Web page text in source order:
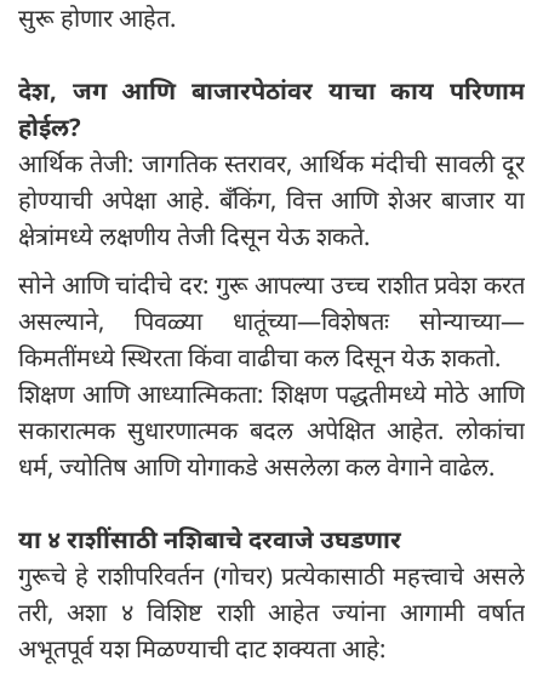
सुरू होणार आहेत.
देश, जग आणि बाजारपेठांवर याचा काय परिणाम
होईल?
आर्थिक तेजी: जागतिक स्तरावर, आर्थिक मंदीची सावली दूर
होण्याची अपेक्षा आहे. बँकिंग, वित्त आणि शेअर बाजार या
क्षेत्रांमध्ये लक्षणीय तेजी दिसून येऊ शकते.
सोने आणि चांदीचे दर: गुरू आपल्या उच्च राशीत प्रवेश करत
असल्याने, पिवळ्या धातूंच्या—विशेषतः सोन्याच्या—
किमतींमध्ये स्थिरता किंवा वाढीचा कल दिसून येऊ शकतो.
शिक्षण आणि आध्यात्मिकता: शिक्षण पद्धतीमध्ये मोठे आणि
सकारात्मक सुधारणात्मक बदल अपेक्षित आहेत. लोकांचा
धर्म, ज्योतिष आणि योगाकडे असलेला कल वेगाने वाढेल.
या ४ राशींसाठी नशिबाचे दरवाजे उघडणार
गुरूचे हे राशीपरिवर्तन (गोचर) प्रत्येकासाठी महत्त्वाचे असले
तरी, अशा ४ विशिष्ट राशी आहेत ज्यांना आगामी वर्षात
अभूतपूर्व यश मिळण्याची दाट शक्यता आहे: